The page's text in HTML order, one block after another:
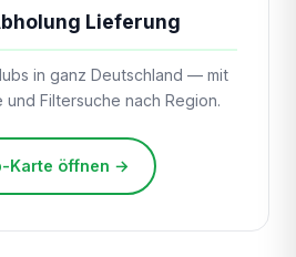
Lieferung
in ganz Deutschland — mit
Filtersuche nach Region.
Karte öffnen →